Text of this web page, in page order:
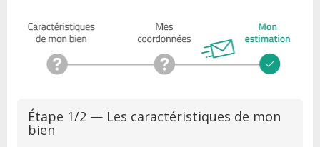
Étape 1/2 — Les caractéristiques de mon
bien